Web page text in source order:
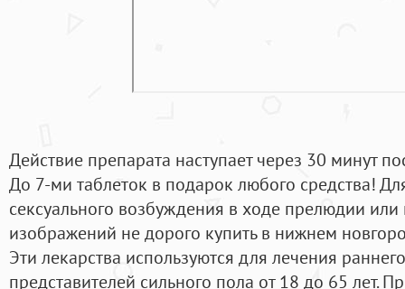
Действие препарата наступает через 30 минут
До 7-ми таблеток в подарок любого средства!
сексуального возбуждения в ходе прелюдии
изображений не дорого купить в нижнем
Эти лекарства используются для лечения
представителей сильного пола от 18 до 65 лет.